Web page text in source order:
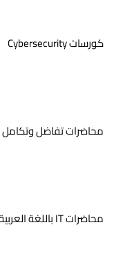
كورسات Cybersecurity
محاضرات تفاضل وتكامل
محاضرات IT باللغة العربية